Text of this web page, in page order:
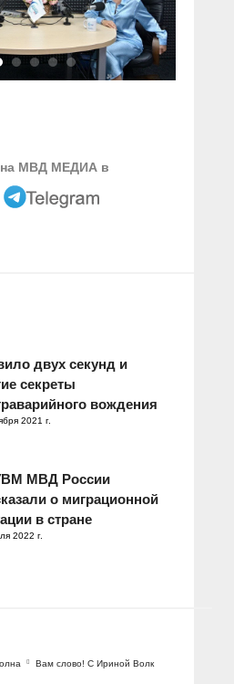
на МВД МЕДИА в
двух секунд и
секреты
вождения
2021 г.
МВД России
о миграционной
в стране
2022 г.
Вам слово! С Ириной Волк